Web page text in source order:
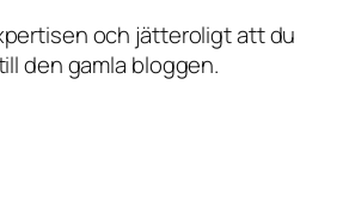
och jätteroligt att du
den gamla bloggen.